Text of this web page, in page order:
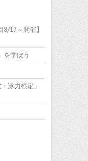
8/17～開催】
を学ぼう
泳力検定」